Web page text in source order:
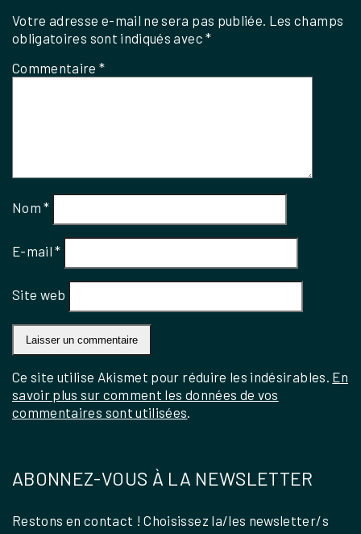
Votre adresse e-mail ne sera pas publiée. Les champs
obligatoires sont indiqués avec*
Commentaire*
Nom*
E-mail*
Site web
Ce site utilise Akismet pour réduire les indésirables. En
savoir plus sur comment les données de vos
commentaires sont utilisées.
ABONNEZ-VOUS À LA NEWSLETTER
Restons en contact ! Choisissez la/les newsletter/s